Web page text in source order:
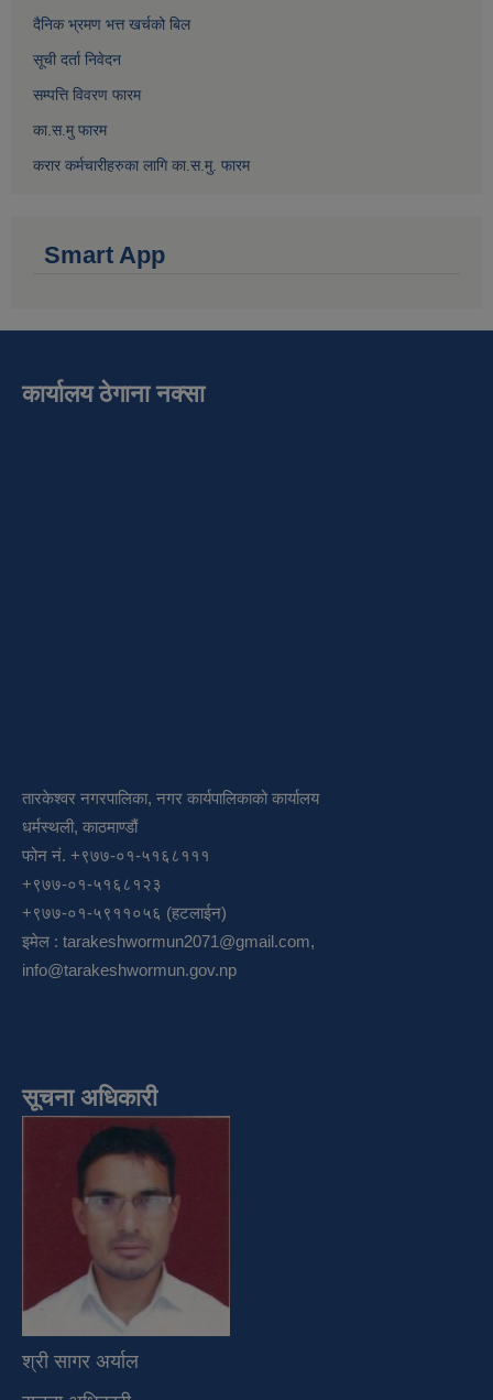
दैनिक भ्रमण भत्त खर्चको बिल
सूची दर्ता निवेदन
सम्पत्ति विवरण फारम
का.स.मु फारम
करार कर्मचारीहरुका लागि का.स.मु. फारम
Smart App
कार्यालय ठेगाना नक्सा
तारकेश्वर नगरपालिका, नगर कार्यपालिकाको कार्यालय
धर्मस्थली, काठमाण्डौं
फोन नं. +९७७-०१-५१६८१११
+९७७-०१-५१६८१२३
+९७७-०१-५९११०५६ (हटलाईन)
इमेल : tarakeshwormun2071@gmail.com,
info@tarakeshwormun.gov.np
सूचना अधिकारी
श्री सागर अर्याल